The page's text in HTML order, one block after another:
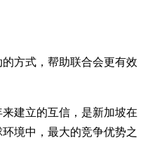
方式，帮助联合会更有效
建立的互信，是新加坡在
境中，最大的竞争优势之